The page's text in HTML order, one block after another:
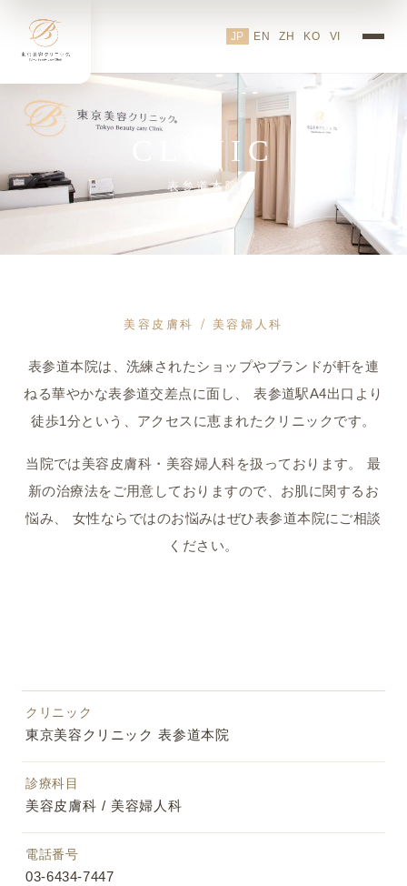
東京美容クリニック表参道院
JP EN ZH KO VI
CLINIC
表参道本院
美容皮膚科 / 美容婦人科
表参道本院は、洗練されたショップやブランドが軒を連
ねる華やかな表参道交差点に面し、 表参道駅A4出口より
徒歩1分という、アクセスに恵まれたクリニックです。
当院では美容皮膚科・美容婦人科を扱っております。 最
新の治療法をご用意しておりますので、お肌に関するお
悩み、 女性ならではのお悩みはぜひ表参道本院にご相談
ください。
クリニック
東京美容クリニック 表参道本院
診療科目
美容皮膚科 / 美容婦人科
電話番号
03-6434-7447